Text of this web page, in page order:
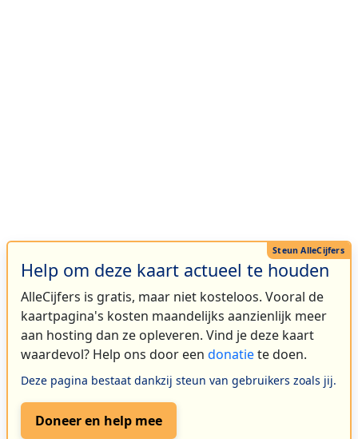
Help om deze kaart actueel te houden
AlleCijfers is gratis, maar niet kosteloos. Vooral de
kaartpagina's kosten maandelijks aanzienlijk meer
aan hosting dan ze opleveren. Vind je deze kaart
waardevol? Help ons door een donatiete doen.
Deze pagina bestaat dankzij steun van gebruikers zoals jij.
Doneer en help mee